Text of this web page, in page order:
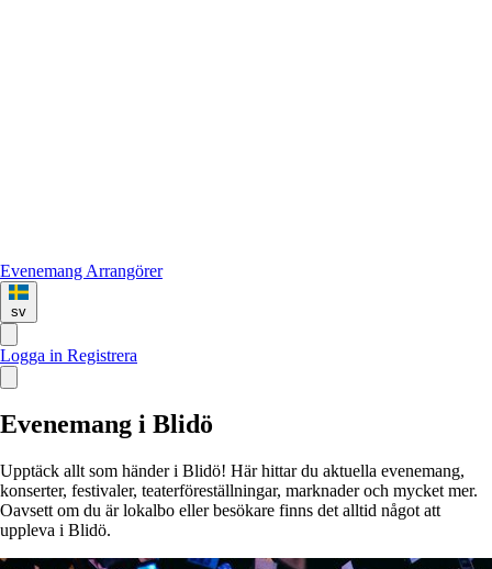
Evenemang Arrangörer
sv
Logga in Registrera
Evenemang i Blidö
Upptäck allt som händer i Blidö! Här hittar du aktuella evenemang,
konserter, festivaler, teaterföreställningar, marknader och mycket mer.
Oavsett om du är lokalbo eller besökare finns det alltid något att
uppleva i Blidö.